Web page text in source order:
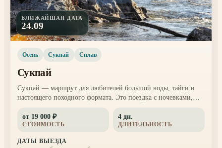
БЛИЖАЙШАЯ ДАТА
24.09
Осень Сукпай Сплав
Сукпай
Сукпай — маршрут для любителей большой воды, тайги и
настоящего походного формата. Это поездка с ночевками,
дальнего путешествия.
от 19 000 ₽
СТОИМОСТЬ
4 дн.
ДЛИТЕЛЬНОСТЬ
ДАТЫ ВЫЕЗДА